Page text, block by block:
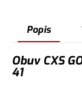
Popis
Obuv CXS
41